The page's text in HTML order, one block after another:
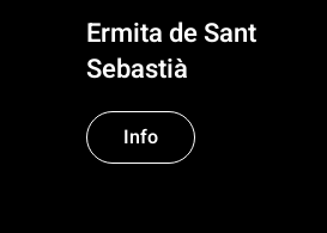
Ermita de Sant
Sebastià
Info